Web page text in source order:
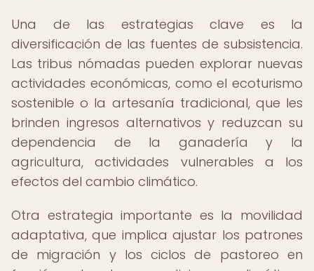
Una de las estrategias clave es la
diversificación de las fuentes de subsistencia.
Las tribus nómadas pueden explorar nuevas
actividades económicas, como el ecoturismo
sostenible o la artesanía tradicional, que les
brinden ingresos alternativos y reduzcan su
dependencia de la ganadería y la
agricultura, actividades vulnerables a los
efectos del cambio climático.
Otra estrategia importante es la movilidad
adaptativa, que implica ajustar los patrones
de migración y los ciclos de pastoreo en